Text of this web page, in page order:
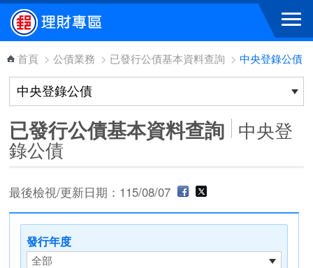
跳到主要內容區塊
首頁 > 公債業務 > 已發行公債基本資料查詢 > 中央登錄公債
已發行公債基本資料查詢 中央登
錄公債
最後檢視/更新日期：115/08/07
發行年度